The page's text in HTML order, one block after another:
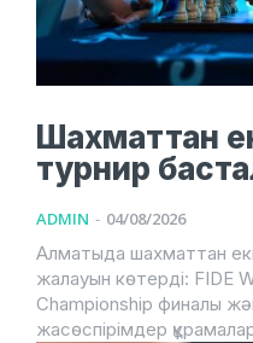
Шахматтан
турнир
ADMIN - 04/08/2026
Алматыда шахматтан екі
жалауын көтерді: FIDE
Championship финалы
жасөспірімдер